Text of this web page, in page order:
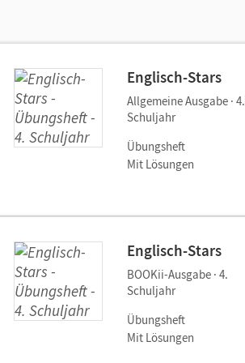
Englisch-Stars
Allgemeine Ausgabe · 4.
Schuljahr
Übungsheft
Mit Lösungen
Englisch-Stars
BOOKii-Ausgabe · 4.
Schuljahr
Übungsheft
Mit Lösungen